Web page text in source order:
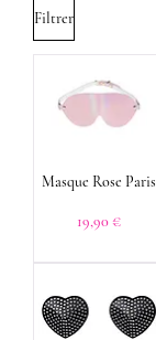
Filtrer
Masque Rose Paris
Prix
19,90 €